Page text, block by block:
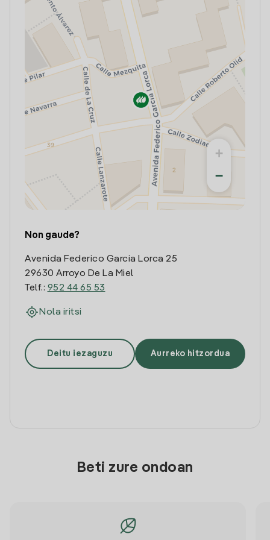
+
−
Non gaude?
Avenida Federico Garcia Lorca 25
29630 Arroyo De La Miel
Telf.: 952 44 65 53
Nola iritsi
Deitu iezaguzu Aurreko hitzordua
Beti zure ondoan